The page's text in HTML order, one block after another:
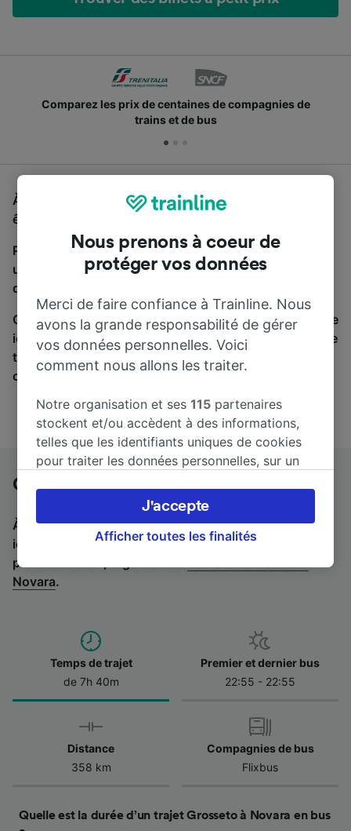
Comparez les prix de centaines de compagnies de
trains et de bus
À la recherche d'un bus de Grosseto à Novara, vous
êtes au bon endroit.
Pour trouver des billets de bus, lancez simplement
une recherche ci-dessus. Nous comparons les temps
de trajets et les prix des voyages, en train et en bus.
Qu’importe votre destination, votre voyage commence
ici. Nous collaborons avec plus de 170 compagnies de
train et de bus. Consultez et achetez vos billets sur
cette page.
Grosseto à Novara en bus
À la recherche de l’itinéraire retour en bus ? C'est par
ici :
Bus de Novara à Grosseto.Si vous préférez
prendre le train, regardez les
Novara.
Temps de trajet
de 7h 40m
Premier et dernier bus
22:55 - 22:55
Distance
358 km
Compagnies de bus
Flixbus
Quelle est la durée d’un trajet Grosseto à Novara en bus
Nous prenons à coeur de
protéger vos données
Merci de faire confiance à Trainline. Nous
avons la grande responsabilité de gérer
vos données personnelles. Voici
comment nous allons les traiter.
Notre organisation et ses115 partenaires
stockent et/ou accèdent à des informations,
telles que les identifiants uniques de cookies
pour traiter les données personnelles, sur un
préférences, notamment en exerçant votre
droit d’opposition à l’intérêt légitime, en
cliquant ci-dessous ou à tout moment sur la
préférences seront signalées à nos partenaires
et n’affecteront pas les données de navigation.
de traçage si vous nous avez demandé de ne
pas vous tracer.
Nos équipes ainsi que nos partenaires
externes, traitent des données selon les
Utiliser des données de géolocalisation
précises. Analyser activement les
caractéristiques de l’appareil pour
contenu personnalisés, mesure de
Afficher toutes les finalités
J'accepte